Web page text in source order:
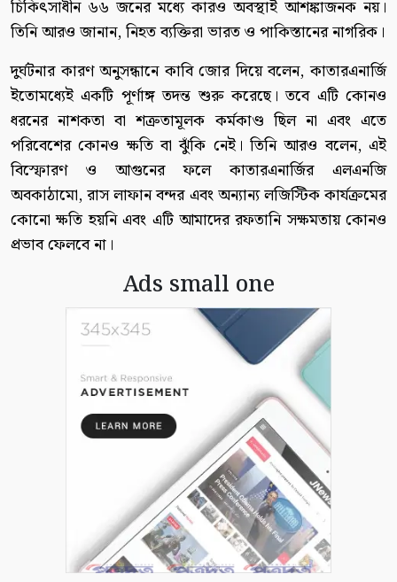
চিকিৎসাধীন ৬৬ জনের মধ্যে কারও অবস্থাই আশঙ্কাজনক নয়।
তিনি আরও জানান, নিহত ব্যক্তিরা ভারত ও পাকিস্তানের নাগরিক।
দুর্ঘটনার কারণ অনুসন্ধানে কাবি জোর দিয়ে বলেন, কাতারএনার্জি
ইতোমধ্যেই একটি পূর্ণাঙ্গ তদন্ত শুরু করেছে। তবে এটি কোনও
ধরনের নাশকতা বা শত্রুতামূলক কর্মকাণ্ড ছিল না এবং এতে
পরিবেশের কোনও ক্ষতি বা ঝুঁকি নেই। তিনি আরও বলেন, এই
বিস্ফোরণ ও আগুনের ফলে কাতারএনার্জির এলএনজি
অবকাঠামো, রাস লাফান বন্দর এবং অন্যান্য লজিস্টিক কার্যক্রমের
কোনো ক্ষতি হয়নি এবং এটি আমাদের রফতানি সক্ষমতায় কোনও
প্রভাব ফেলবে না।
Ads small one